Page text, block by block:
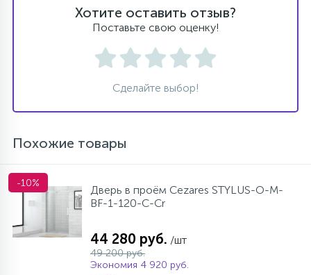
Хотите оставить отзыв?
Поставьте свою оценку!
Сделайте выбор!
Похожие товары
-10%
Дверь в проём Cezares STYLUS-O-M-
BF-1-120-C-Cr
44 280 руб. /шт
49 200 руб.
Экономия 4 920 руб.